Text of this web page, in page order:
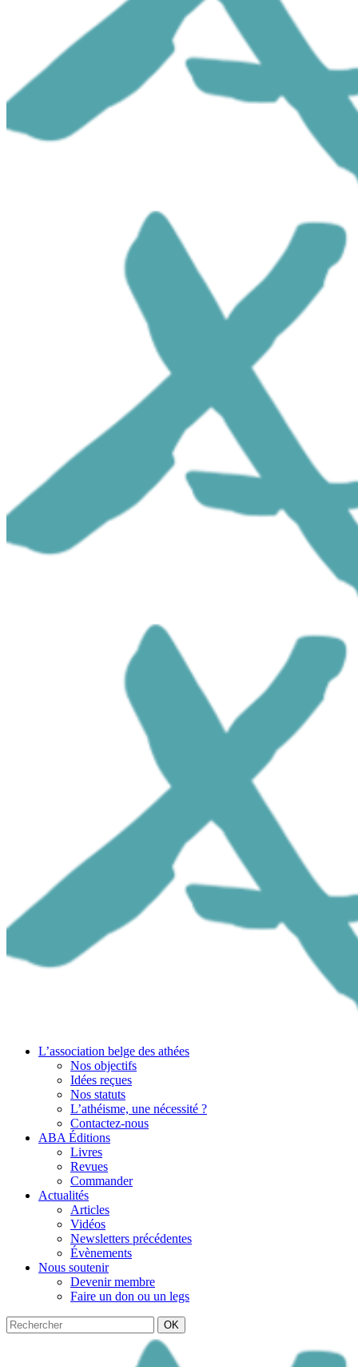
L’association belge des athées
Nos objectifs
Idées reçues
Nos statuts
L’athéisme, une nécessité ?
Contactez-nous
ABA Éditions
Livres
Revues
Commander
Actualités
Articles
Vidéos
Newsletters précédentes
Évènements
Nous soutenir
Devenir membre
Faire un don ou un legs
OK